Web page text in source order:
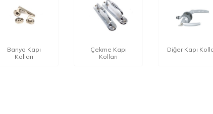
Banyo Kapı
Kolları
Çekme Kapı
Kolları
Diğer Kapı